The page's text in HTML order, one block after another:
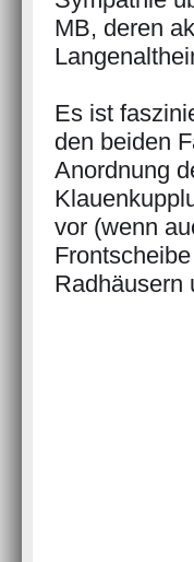
MB, deren
Es ist
den beiden
Anordnung
vor (wenn
Radhäusern